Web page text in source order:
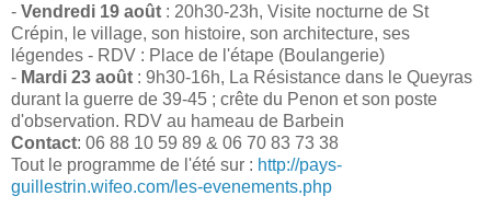
- Vendredi 19 août : 20h30-23h, Visite nocturne de St
Crépin, le village, son histoire, son architecture, ses
légendes - RDV : Place de l'étape (Boulangerie)
- Mardi 23 août : 9h30-16h, La Résistance dans le Queyras
durant la guerre de 39-45 ; crête du Penon et son poste
d'observation. RDV au hameau de Barbein
Contact: 06 88 10 59 89 & 06 70 83 73 38
Tout le programme de l'été sur : http://pays-
guillestrin.wifeo.com/les-evenements.php